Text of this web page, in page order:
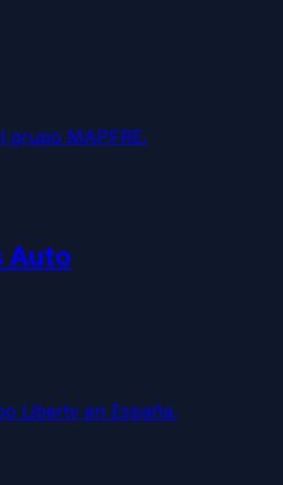
grupo MAPFRE.
Auto
Liberty en España.